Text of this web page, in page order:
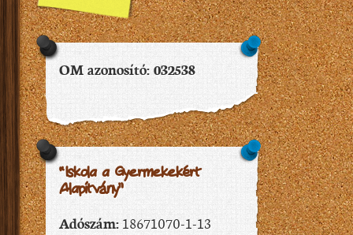
OM azonosító: 032538
“Iskola a Gyermekekért
Alapítvány”
Adószám:18671070-1-13